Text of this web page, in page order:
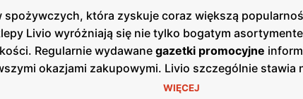
która zyskuje coraz większą
Livio wyróżniają się nie tylko bogatym
Regularnie wydawane gazetki promocyjne
okazjami zakupowymi. Livio szczególnie
klientom świeżych, zdrowych i lokalnych produktów.
WIĘCEJ